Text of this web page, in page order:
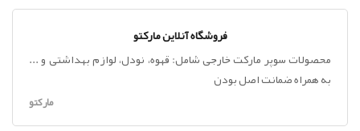
فروشگاه آنلاین مارکتو
محصولات سوپر مارکت خارجی شامل: قهوه، نودل، لوازم بهداشتی و ...
به همراه ضمانت اصل بودن
مارکتو